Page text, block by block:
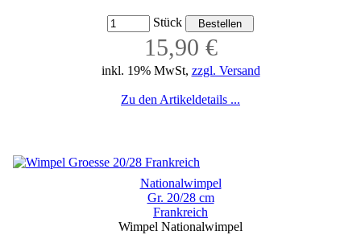
Stück
15,90 €
inkl. 19% MwSt, zzgl. Versand
Zu den Artikeldetails ...
Nationalwimpel
Gr. 20/28 cm
Frankreich
Wimpel Nationalwimpel